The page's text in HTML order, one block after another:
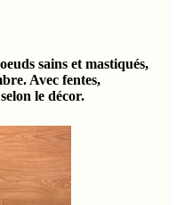
sains et mastiqués,
Avec fentes,
le décor.